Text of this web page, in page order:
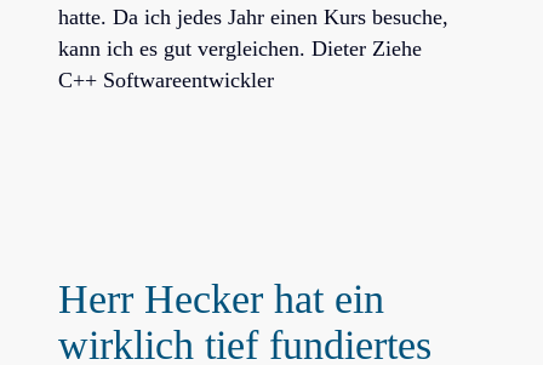
hatte. Da ich jedes Jahr einen Kurs besuche,
kann ich es gut vergleichen. Dieter Ziehe
C++ Softwareentwickler
Herr Hecker hat ein
wirklich tief fundiertes